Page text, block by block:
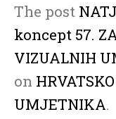
The post
koncept 57.
VIZUALNIH
on
UMJETNIKA.